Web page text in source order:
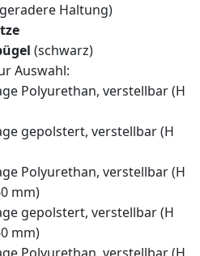
Haltung)
(schwarz)
Auswahl:
Polyurethan, verstellbar (H
gepolstert, verstellbar (H
Polyurethan, verstellbar (H
mm)
gepolstert, verstellbar (H
mm)